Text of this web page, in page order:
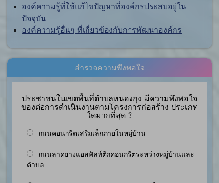
องค์ความรู้ที่ใช้แก้ไขปัญหาที่องค์กรประสบอยู่ใน
ปัจจุบัน
องค์ความรู้อื่นๆ ที่เกี่ยวข้องกับการพัฒนาองค์กร
สำรวจความพึงพอใจ
ประชาชนในเขตพื้นที่ตำบลหนองกุง มีความพึงพอใจ
ของต่อการดำเนินงานตามโครงการก่อสร้าง ประเภท
ใดมากที่สุด ?
ถนนคอนกรีตเสริมเล็กภายในหมู่บ้าน
ถนนลาดยางแอสฟัลท์ติกคอนกรีตระหว่างหมู่บ้านและ
ตำบล